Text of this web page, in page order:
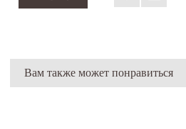
Вам также может понравиться